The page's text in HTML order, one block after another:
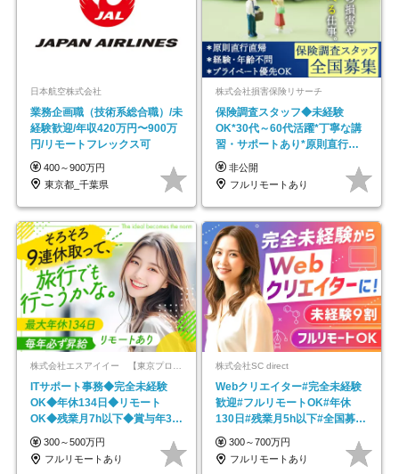
日本航空株式会社
業務企画職（技術系総合職）/未
経験歓迎/年収420万円〜900万
円/リモートフレックス可
400～900万円
東京都_千葉県
株式会社損害保険リサーチ
保険調査スタッフ◆未経験
OK*30代～60代活躍*丁寧な講
習・サポートあり*原則直行直
帰／全国募集・業務委託
非公開
フルリモートあり
ITサポート事務◆完全未経験
OK◆年休134日◆リモート
OK◆残業月7h以下◆賞与年3回
◆5年目まで必ず昇給
300～500万円
フルリモートあり
株式会社SC direct
Webクリエイター#完全未経験
歓迎#フルリモートOK#年休
130日#残業月5h以下#全国募集
#最大1年の研修
300～700万円
フルリモートあり